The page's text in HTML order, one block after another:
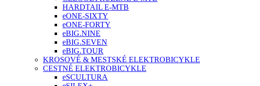
HARDTAIL E-MTB
eONE-SIXTY
eONE-FORTY
eBIG.NINE
eBIG.SEVEN
eBIG.TOUR
KROSOVÉ & MESTSKÉ ELEKTROBICYKLE
CESTNÉ ELEKTROBICYKLE
eSCULTURA